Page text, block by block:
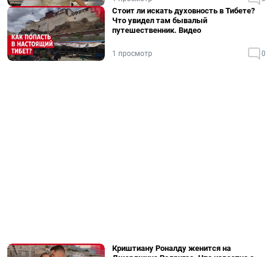
Стоит ли искать духовность в Тибете?
Что увидел там бывалый
путешественник. Видео
1 просмотр 0
Криштиану Роналду женится на